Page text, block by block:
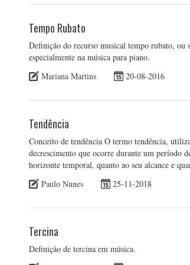
Tempo Rubato
Definição do recurso musical tempo rubato,
especialmente na música para piano.
Mariana Martins
20-08-2016
Tendência
Conceito de tendência O termo tendência,
decrescimento que ocorre durante um período
horizonte temporal, quanto ao seu alcance e
Paulo Nunes
25-11-2018
Tercina
Definição de tercina em música.